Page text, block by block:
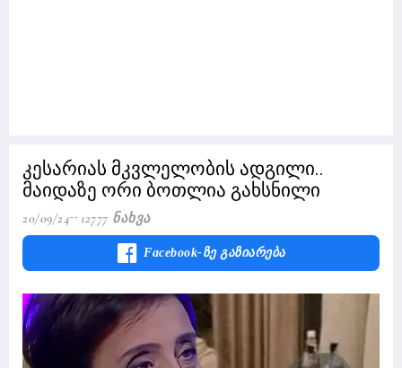
კესარიას მკვლელობის ადგილი..
მაიდაზე ორი ბოთლია გახსნილი
20/09/24 12777 Ნახვა
Facebook-Ზე Გაზიარება